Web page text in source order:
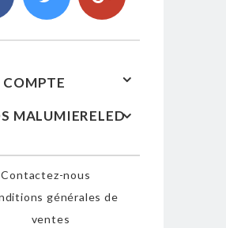
COMPTE
MALUMIERELED
Contactez-nous
générales de
ventes